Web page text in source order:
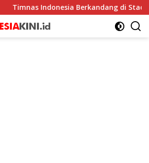
Indonesia Berkandang di Stadion